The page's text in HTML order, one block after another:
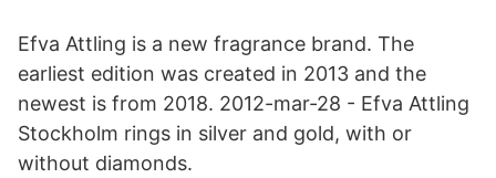
Efva Attling is a new fragrance brand. The
earliest edition was created in 2013 and the
newest is from 2018. 2012-mar-28 - Efva Attling
Stockholm rings in silver and gold, with or
without diamonds.